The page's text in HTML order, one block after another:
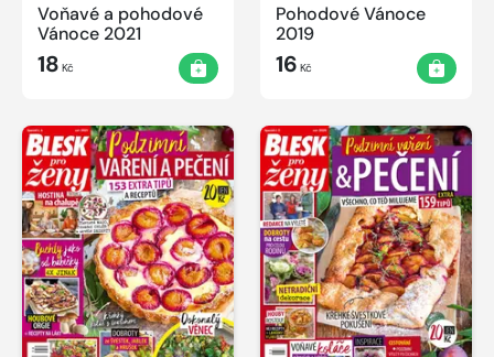
Voňavé a pohodové
Vánoce 2021
18 Kč
Pohodové Vánoce
2019
16 Kč